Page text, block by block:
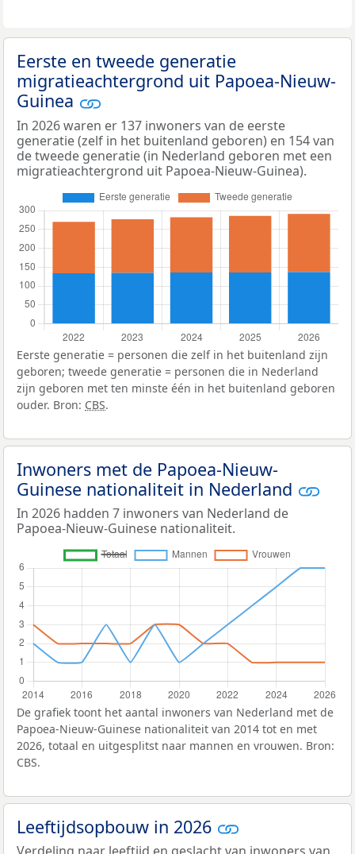
Eerste en tweede generatie
migratieachtergrond uit Papoea-Nieuw-
Guinea
In 2026 waren er 137 inwoners van de eerste
generatie (zelf in het buitenland geboren) en 154 van
de tweede generatie (in Nederland geboren met een
migratieachtergrond uit Papoea-Nieuw-Guinea).
Eerste generatie = personen die zelf in het buitenland zijn
geboren; tweede generatie = personen die in Nederland
zijn geboren met ten minste één in het buitenland geboren
ouder. Bron: CBS.
Inwoners met de Papoea-Nieuw-
Guinese nationaliteit in Nederland
In 2026 hadden 7 inwoners van Nederland de
Papoea-Nieuw-Guinese nationaliteit.
De grafiek toont het aantal inwoners van Nederland met de
Papoea-Nieuw-Guinese nationaliteit van 2014 tot en met
2026, totaal en uitgesplitst naar mannen en vrouwen. Bron:
CBS.
Leeftijdsopbouw in 2026